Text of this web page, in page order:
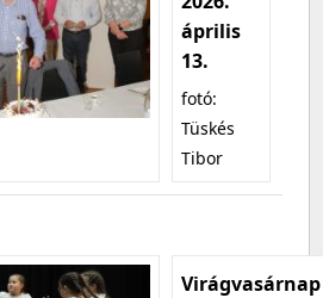
április
13.
fotó:
Tüskés
Tibor
Virágvasárnap